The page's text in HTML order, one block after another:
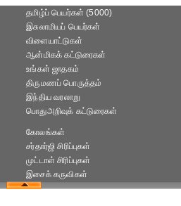
தமிழ்ப் பெயர்கள் (5000)
இசுலாமியப் பெயர்கள்
விளையாட்டுகள்
ஆன்மிகக் கட்டுரைகள்
உங்கள் ஜாதகம்
திருமணப் பொருத்தம்
இந்திய வரலாறு
பொதுஅறிவுக் கட்டுரைகள்
கோலங்கள்
சர்தார்ஜி சிரிப்புகள்
முட்டாள் சிரிப்புகள்
இசைக் கருவிகள்